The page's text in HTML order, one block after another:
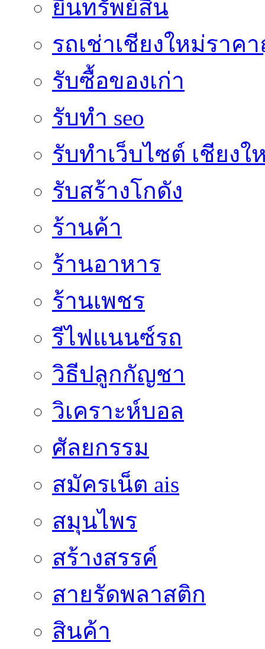
ยื่นทรัพย์สิน
รถเช่าเชียงใหม่ราค
รับซื้อของเก่า
รับทำ seo
รับทำเว็บไซต์ เชียงใ
รับสร้างโกดัง
ร้านค้า
ร้านอาหาร
ร้านเพชร
รีไฟแนนซ์รถ
วิธีปลูกกัญชา
วิเคราะห์บอล
ศัลยกรรม
สมัครเน็ต ais
สมุนไพร
สร้างสรรค์
สายรัดพลาสติก
สินค้า